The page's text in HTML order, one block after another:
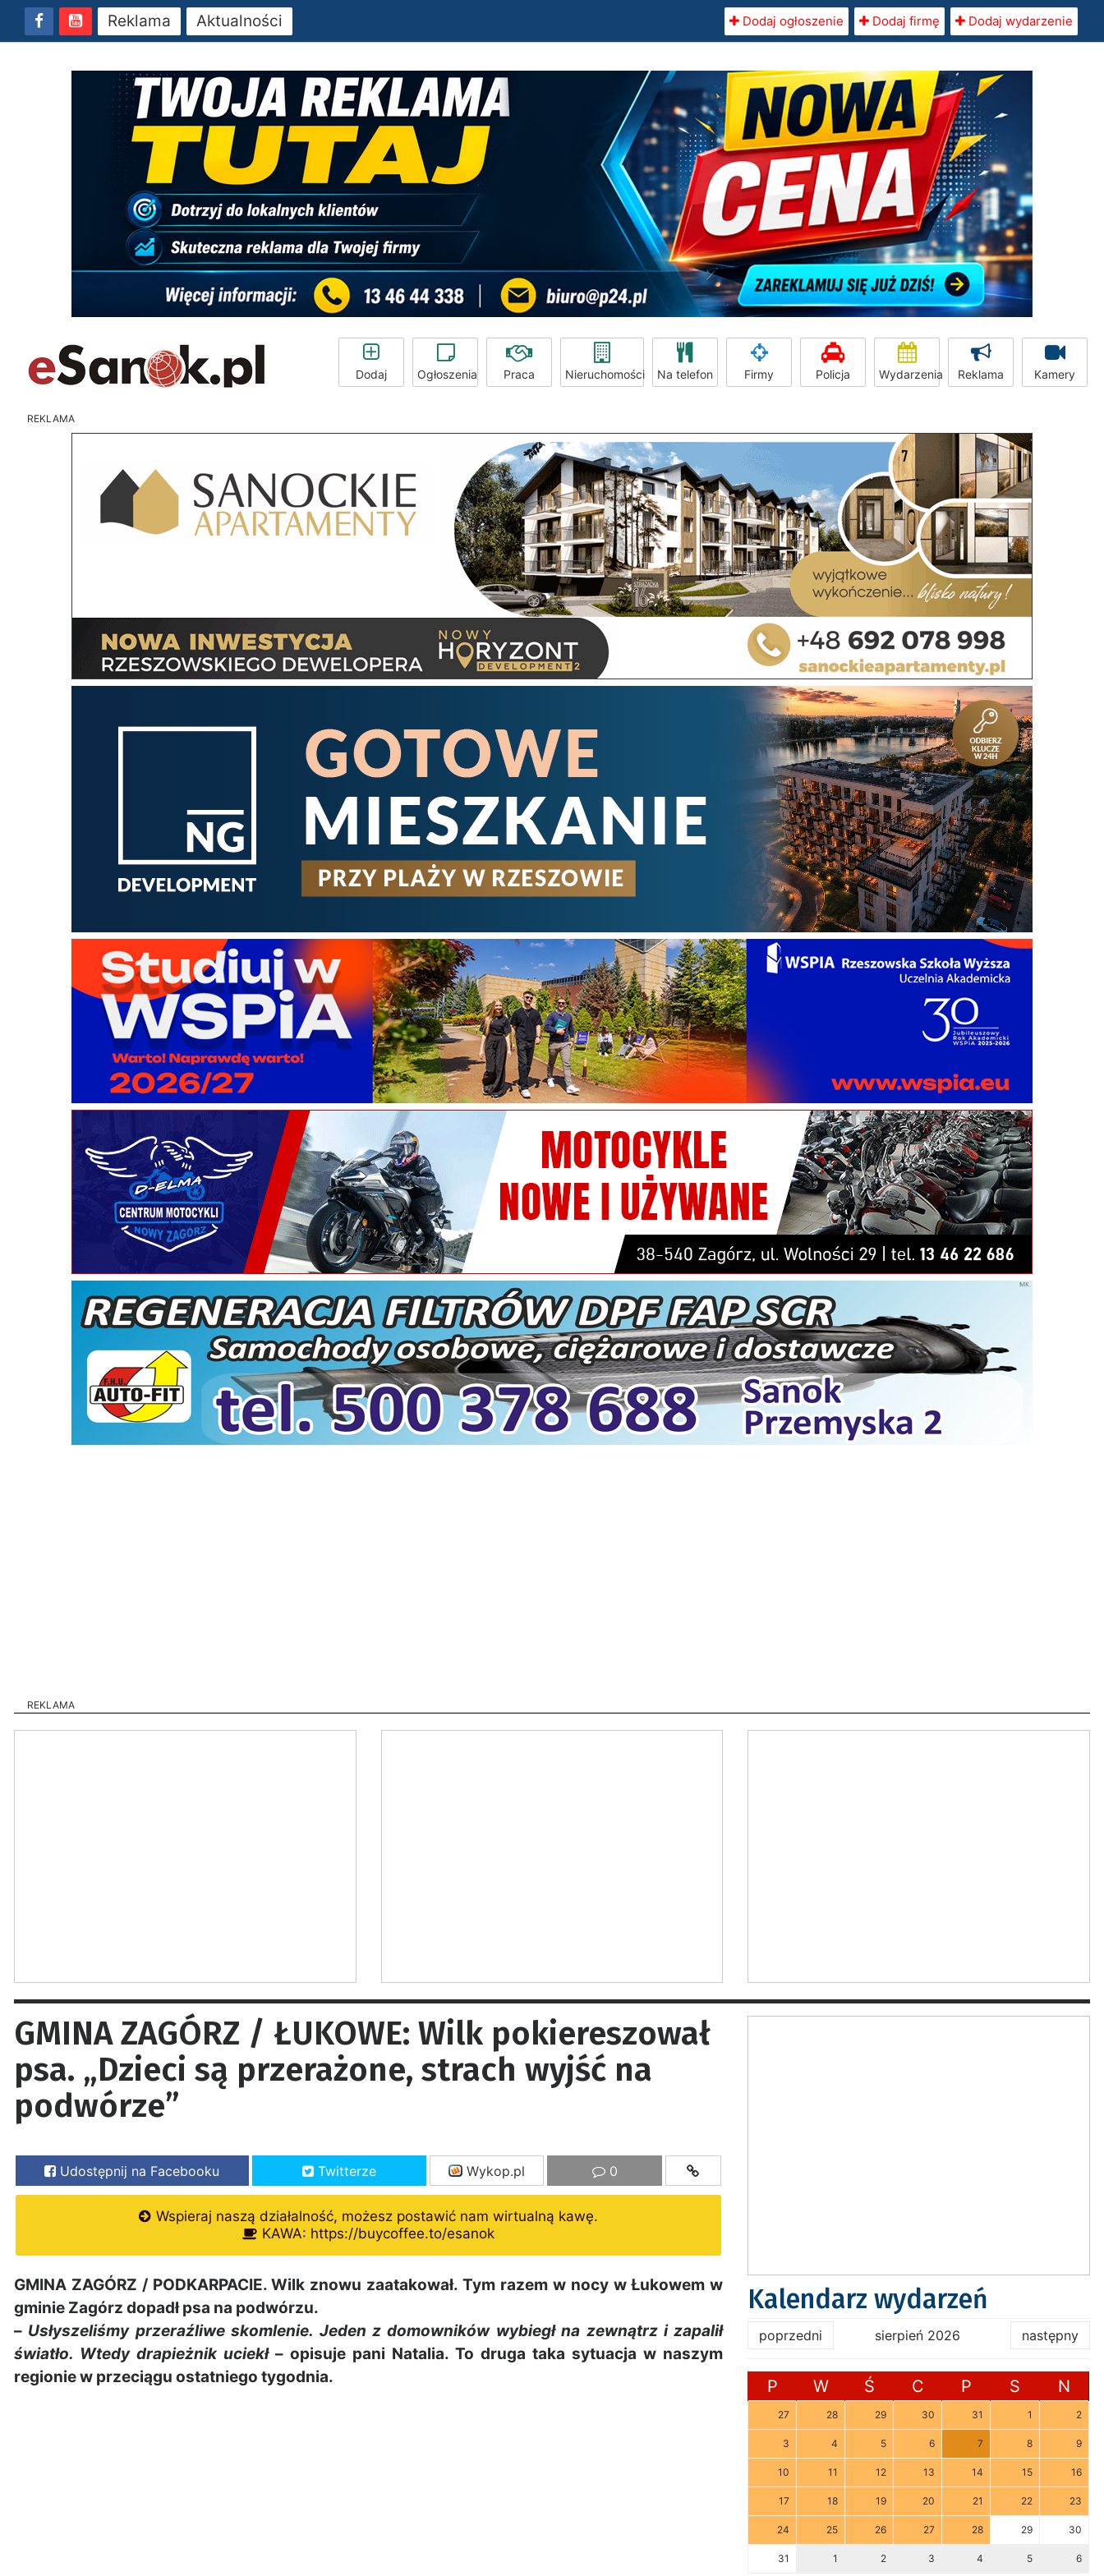
Reklama Aktualności Dodaj ogłoszenie Dodaj firmę Dodaj wydarzenie
Dodaj Ogłoszenia Praca Nieruchomości Na telefon Firmy Policja Wydarzenia Reklama Kamery
REKLAMA
REKLAMA
GMINA ZAGÓRZ / ŁUKOWE: Wilk pokiereszował
psa. „Dzieci są przerażone, strach wyjść na
podwórze”
Udostępnij na Facebooku Twitterze Wykop.pl 0
Wspieraj naszą działalność, możesz postawić nam wirtualną kawę.
KAWA: https://buycoffee.to/esanok
GMINA ZAGÓRZ / PODKARPACIE. Wilk znowu zaatakował. Tym razem w nocy w Łukowem w
gminie Zagórz dopadł psa na podwórzu.
– Usłyszeliśmy przeraźliwe skomlenie. Jeden z domowników wybiegł na zewnątrz i zapalił
światło. Wtedy drapieżnik uciekł– opisuje pani Natalia. To druga taka sytuacja w naszym
regionie w przeciągu ostatniego tygodnia.
Kalendarz wydarzeń
poprzedni sierpień 2026 następny
P W Ś C P S N
27 28 29 30 31 1 2
3 4 5 6 7 8 9
10 11 12 13 14 15 16
17 18 19 20 21 22 23
24 25 26 27 28 29 30
31 1 2 3 4 5 6